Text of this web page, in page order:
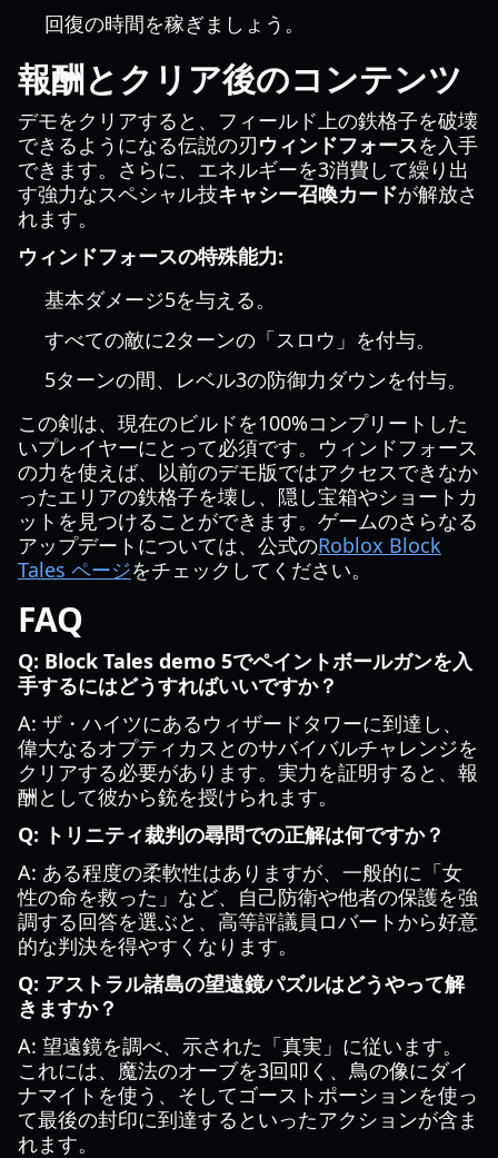
回復の時間を稼ぎましょう。
報酬とクリア後のコンテンツ
デモをクリアすると、フィールド上の鉄格子を破壊
できるようになる伝説の刃ウィンドフォースを入手
できます。さらに、エネルギーを3消費して繰り出
す強力なスペシャル技キャシー召喚カードが解放さ
れます。
ウィンドフォースの特殊能力:
基本ダメージ5を与える。
すべての敵に2ターンの「スロウ」を付与。
5ターンの間、レベル3の防御力ダウンを付与。
この剣は、現在のビルドを100%コンプリートした
いプレイヤーにとって必須です。ウィンドフォース
の力を使えば、以前のデモ版ではアクセスできなか
ったエリアの鉄格子を壊し、隠し宝箱やショートカ
ットを見つけることができます。ゲームのさらなる
アップデートについては、公式のRoblox Block
Tales ページをチェックしてください。
FAQ
Q: Block Tales demo 5でペイントボールガンを入
手するにはどうすればいいですか？
A: ザ・ハイツにあるウィザードタワーに到達し、
偉大なるオプティカスとのサバイバルチャレンジを
クリアする必要があります。実力を証明すると、報
酬として彼から銃を授けられます。
Q: トリニティ裁判の尋問での正解は何ですか？
A: ある程度の柔軟性はありますが、一般的に「女
性の命を救った」など、自己防衛や他者の保護を強
調する回答を選ぶと、高等評議員ロバートから好意
的な判決を得やすくなります。
Q: アストラル諸島の望遠鏡パズルはどうやって解
きますか？
A: 望遠鏡を調べ、示された「真実」に従います。
これには、魔法のオーブを3回叩く、鳥の像にダイ
ナマイトを使う、そしてゴーストポーションを使っ
て最後の封印に到達するといったアクションが含ま
れます。